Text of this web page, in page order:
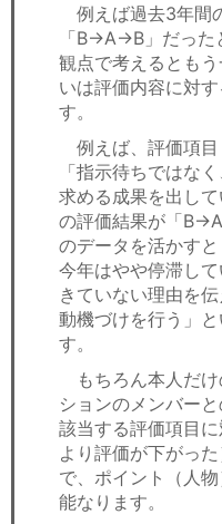
例えば過去3年間
「B→A→B」だった
観点で考えるとも
いは評価内容に対
す。
例えば、評価項目
「指示待ちではな
求める成果を出し
の評価結果が「
のデータを活かす
今年はやや停滞し
きていない理由を
動機づけを行う」
す。
もちろん本人だけ
ションのメンバー
該当する評価項目
より評価が下がっ
で、ポイント（人
能なります。